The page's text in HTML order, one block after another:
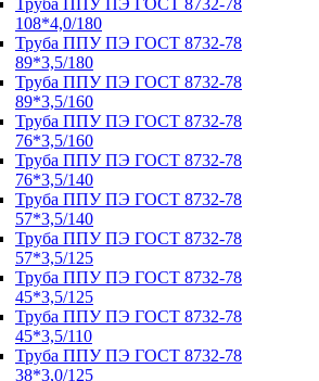
Труба ППУ ПЭ ГОСТ 8732-78
108*4,0/180
Труба ППУ ПЭ ГОСТ 8732-78
89*3,5/180
Труба ППУ ПЭ ГОСТ 8732-78
89*3,5/160
Труба ППУ ПЭ ГОСТ 8732-78
76*3,5/160
Труба ППУ ПЭ ГОСТ 8732-78
76*3,5/140
Труба ППУ ПЭ ГОСТ 8732-78
57*3,5/140
Труба ППУ ПЭ ГОСТ 8732-78
57*3,5/125
Труба ППУ ПЭ ГОСТ 8732-78
45*3,5/125
Труба ППУ ПЭ ГОСТ 8732-78
45*3,5/110
Труба ППУ ПЭ ГОСТ 8732-78
38*3,0/125